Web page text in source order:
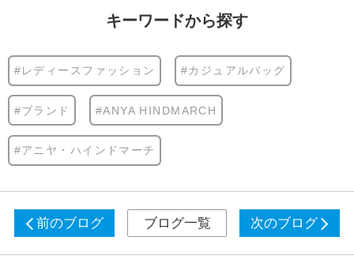
キーワードから探す
#レディースファッション #カジュアルバッグ
#ブランド #ANYA HINDMARCH
#アニヤ・ハインドマーチ
前のブログ ブログ一覧 次のブログ